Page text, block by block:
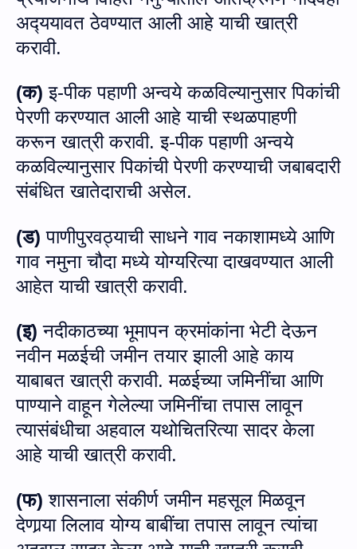
अद्‍ययावतठेवण्यात आली आहे याची खात्री
करावी.
(क) इ-पीक पहाणी अन्‍वये कळविल्‍यानुसार पिकांची
पेरणी करण्‍यात आली आहे याची स्‍थळपाहणी
करून खात्री करावी. इ-पीक पहाणी अन्‍वये
कळविल्‍यानुसार पिकांची पेरणी करण्‍याची जबाबदारी
संबंधित खातेदाराची असेल.
(ड) पाणीपुरवठ्याची साधने गाव नकाशामध्ये आणि
गाव नमुनाचौदामध्ये योग्‍यरित्‍यादाखवण्यात आली
आहेत याची खात्री करावी.
(इ) नदीकाठच्‍या भूमापन क्रमांकांना भेटी देऊन
नवीन मळईची जमीन तयार झाली आहे काय
याबाबत खात्री करावी.मळईच्या जमिनींचा आणि
पाण्याने वाहून गेलेल्या जमिनींचा तपास लावून
त्यासंबंधीचा अहवाल यथोचितरित्‍या सादर केला
आहे याची खात्री करावी.
(फ) शासनाला संकीर्ण जमीन महसूल मिळवून
देणार्‍या लिलाव योग्य बाबींचा तपास लावून त्यांचा